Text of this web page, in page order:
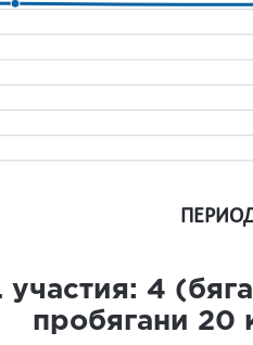
4
пробягани 20